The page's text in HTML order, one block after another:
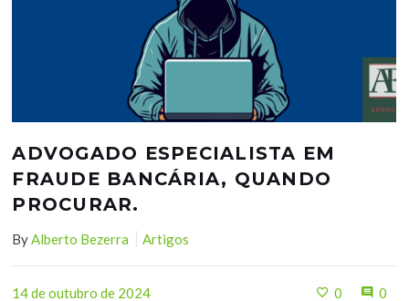
ADVOGADO ESPECIALISTA EM
FRAUDE BANCÁRIA, QUANDO
PROCURAR.
ByAlberto Bezerra Artigos
14 de outubro de 2024 0 0